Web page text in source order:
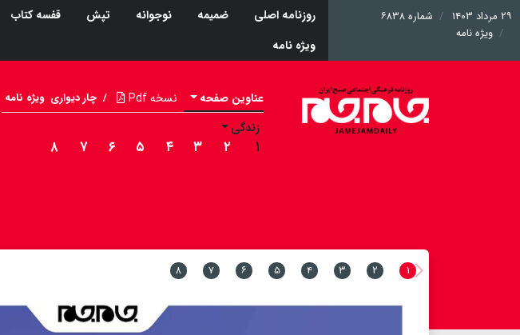
۲۹ مرداد ۱۴۰۳
شماره ۶۸۳۸
ویژه نامه
روزنامه اصلی ضمیمه نوجوانه تپش قفسه کتاب
ویژه نامه
عناوین صفحه نسخه Pdf / چار دیواری ویژه نامه
زندگی
۱ ۲ ۳ ۴ ۵ ۶ ۷ ۸
۱ ۲ ۳ ۴ ۵ ۶ ۷ ۸